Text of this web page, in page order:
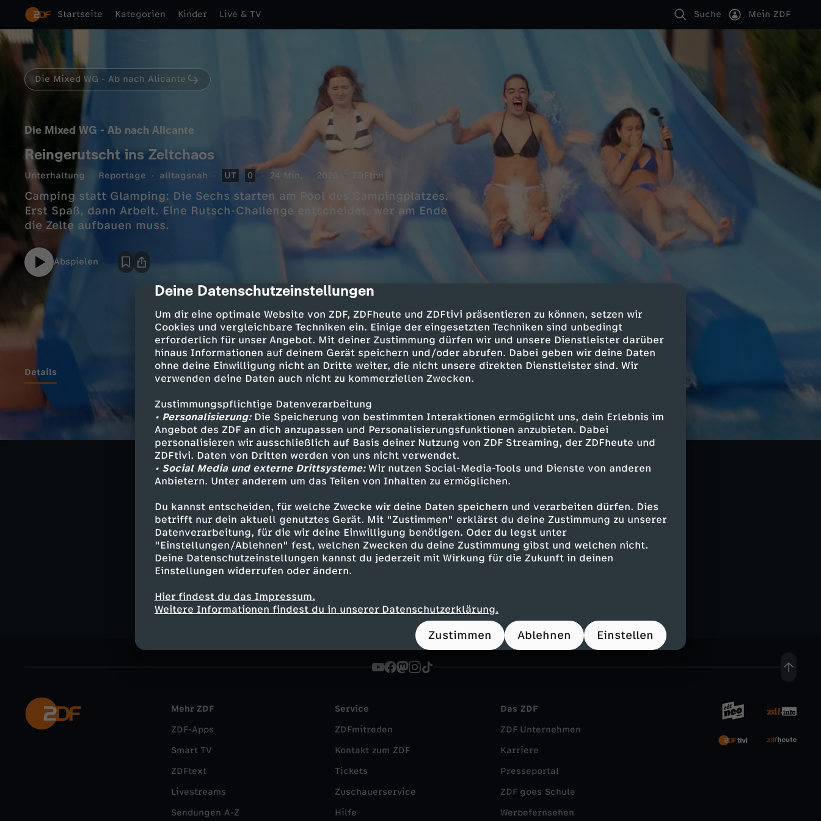
cmp-dialog-description
Deine Datenschutzeinstellungen
Um dir eine optimale Website von ZDF, ZDFheute und ZDFtivi präsentieren zu können, setzen wir
Cookies und vergleichbare Techniken ein. Einige der eingesetzten Techniken sind unbedingt
erforderlich für unser Angebot. Mit deiner Zustimmung dürfen wir und unsere Dienstleister darüber
hinaus Informationen auf deinem Gerät speichern und/oder abrufen. Dabei geben wir deine Daten
ohne deine Einwilligung nicht an Dritte weiter, die nicht unsere direkten Dienstleister sind. Wir
verwenden deine Daten auch nicht zu kommerziellen Zwecken.
Zustimmungspflichtige Datenverarbeitung
• Personalisierung:Die Speicherung von bestimmten Interaktionen ermöglicht uns, dein Erlebnis im
Angebot des ZDF an dich anzupassen und Personalisierungsfunktionen anzubieten. Dabei
personalisieren wir ausschließlich auf Basis deiner Nutzung von ZDF Streaming, der ZDFheute und
ZDFtivi. Daten von Dritten werden von uns nicht verwendet.
• Social Media und externe Drittsysteme:Wir nutzen Social-Media-Tools und Dienste von anderen
Anbietern. Unter anderem um das Teilen von Inhalten zu ermöglichen.
Du kannst entscheiden, für welche Zwecke wir deine Daten speichern und verarbeiten dürfen. Dies
betrifft nur dein aktuell genutztes Gerät. Mit "Zustimmen" erklärst du deine Zustimmung zu unserer
Datenverarbeitung, für die wir deine Einwilligung benötigen. Oder du legst unter
"Einstellungen/Ablehnen" fest, welchen Zwecken du deine Zustimmung gibst und welchen nicht.
Deine Datenschutzeinstellungen kannst du jederzeit mit Wirkung für die Zukunft in deinen
Einstellungen widerrufen oder ändern.
Hier findest du das Impressum.
Weitere Informationen findest du in unserer Datenschutzerklärung.
Zustimmen Ablehnen Einstellen
Startseite Kategorien Kinder Live & TV Suche Mein ZDF
Die Mixed WG - Ab nach Alicante
Die Mixed WG - Ab nach Alicante
Reingerutscht ins Zeltchaos
Unterhaltung Reportage alltagsnah UT 0 24 Min. 2026 ZDFtivi
Camping statt Glamping: Die Sechs starten am Pool des Campingplatzes.
Erst Spaß, dann Arbeit. Eine Rutsch-Challenge entscheidet, wer am Ende
die Zelte aufbauen muss.
Abspielen
Details
Wackelige Zelte: Während die Verlierer an instabilen Zeltstangen verzweifeln,
toben sich die Gewinner im Supermarkt aus. Zeit für eine gemeinsame
Stärkung beim Abendessen aus dem Camping-Kocher. Danach werden die Zelte
für die Nacht ready gemacht.
Ähnliche Inhalte entdecken
Unterhaltung Reportage alltagsnah Untertitel
FSK 0
Die Mixed WG - Ab nach Alicante
Mehr ZDF
ZDF-Apps
Smart TV
ZDFtext
Livestreams
Sendungen A-Z
Service
ZDFmitreden
Kontakt zum ZDF
Tickets
Zuschauerservice
Hilfe
Das ZDF
ZDF Unternehmen
Karriere
Presseportal
ZDF goes Schule
Werbefernsehen